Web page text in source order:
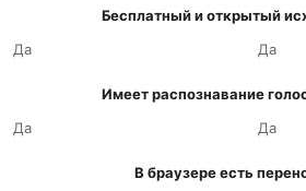
Бесплатный и открытый
Да
Да
Имеет распознавание
Да
Да
В браузере есть